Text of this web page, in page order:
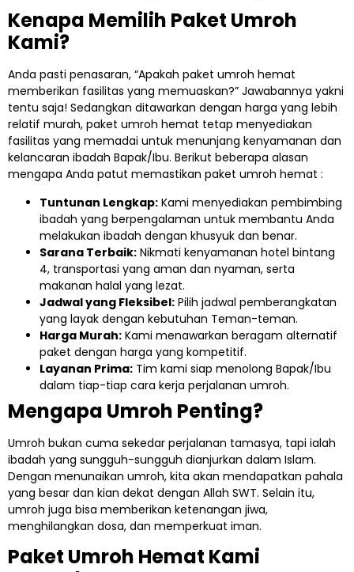
Kenapa Memilih Paket Umroh
Kami?
Anda pasti penasaran, “Apakah paket umroh hemat
memberikan fasilitas yang memuaskan?” Jawabannya yakni
tentu saja! Sedangkan ditawarkan dengan harga yang lebih
relatif murah, paket umroh hemat tetap menyediakan
fasilitas yang memadai untuk menunjang kenyamanan dan
kelancaran ibadah Bapak/Ibu. Berikut beberapa alasan
mengapa Anda patut memastikan paket umroh hemat :
Tuntunan Lengkap: Kami menyediakan pembimbing
ibadah yang berpengalaman untuk membantu Anda
melakukan ibadah dengan khusyuk dan benar.
Sarana Terbaik: Nikmati kenyamanan hotel bintang
4, transportasi yang aman dan nyaman, serta
makanan halal yang lezat.
Jadwal yang Fleksibel: Pilih jadwal pemberangkatan
yang layak dengan kebutuhan Teman-teman.
Harga Murah: Kami menawarkan beragam alternatif
paket dengan harga yang kompetitif.
Layanan Prima: Tim kami siap menolong Bapak/Ibu
dalam tiap-tiap cara kerja perjalanan umroh.
Mengapa Umroh Penting?
Umroh bukan cuma sekedar perjalanan tamasya, tapi ialah
ibadah yang sungguh-sungguh dianjurkan dalam Islam.
Dengan menunaikan umroh, kita akan mendapatkan pahala
yang besar dan kian dekat dengan Allah SWT. Selain itu,
umroh juga bisa memberikan ketenangan jiwa,
menghilangkan dosa, dan memperkuat iman.
Paket Umroh Hemat Kami